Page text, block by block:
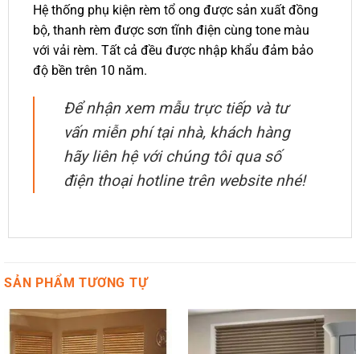
Hệ thống phụ kiện rèm tổ ong được sản xuất đồng
bộ, thanh rèm được sơn tĩnh điện cùng tone màu
với vải rèm. Tất cả đều được nhập khẩu đảm bảo
độ bền trên 10 năm.
Để nhận xem mẫu trực tiếp và tư
vấn miễn phí tại nhà, khách hàng
hãy liên hệ với chúng tôi qua số
điện thoại hotline trên website nhé!
SẢN PHẨM TƯƠNG TỰ